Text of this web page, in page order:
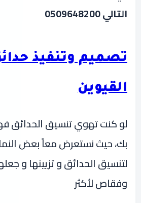
التالي 0509648200
تصميم وتنفيذ
القيوين
لو كنت تهوي تنسيق الحدائق
بك، حيث نستعرض معاً بعض
لتنسيق الحدائق و تزيينها و
وفقاص لأكثر